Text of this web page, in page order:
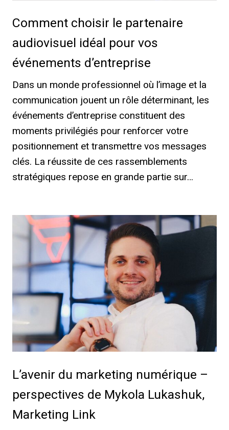
Comment choisir le partenaire
audiovisuel idéal pour vos
événements d’entreprise
Dans un monde professionnel où l’image et la
communication jouent un rôle déterminant, les
événements d’entreprise constituent des
moments privilégiés pour renforcer votre
positionnement et transmettre vos messages
clés. La réussite de ces rassemblements
stratégiques repose en grande partie sur…
L’avenir du marketing numérique –
perspectives de Mykola Lukashuk,
Marketing Link